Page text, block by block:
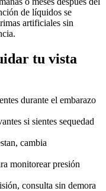
de líquidos se
artificiales sin
tu vista
durante el embarazo
si sientes sequedad
cambia
monitorear presión
consulta sin demora